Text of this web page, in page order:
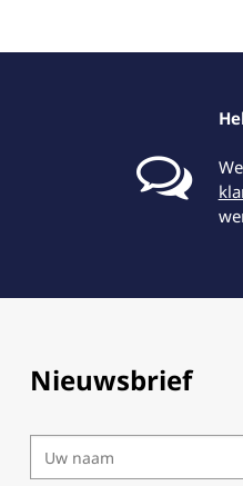
Nieuwsbrief